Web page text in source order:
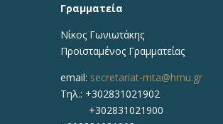
Γραμματεία
Νίκος Γωνιωτάκης
Προϊσταμένος Γραμματείας
email: secretariat-mta@hmu.gr
Τηλ.: +302831021902
+302831021900